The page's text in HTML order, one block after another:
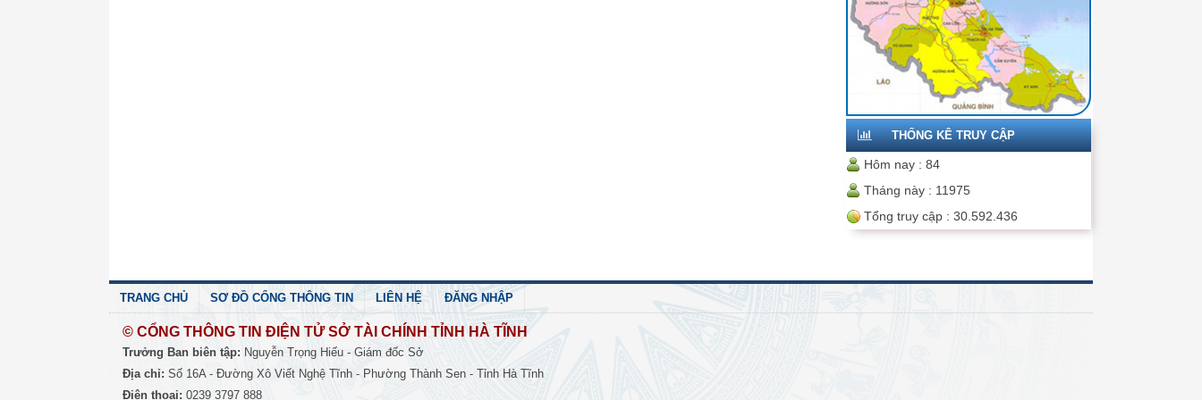
THỐNG KÊ TRUY CẬP
Hôm nay : 84
Tháng này : 11975
Tổng truy cập : 30.592.436
TRANG CHỦ SƠ ĐỒ CỔNG THÔNG TIN LIÊN HỆ ĐĂNG NHẬP
© CỔNG THÔNG TIN ĐIỆN TỬ SỞ TÀI CHÍNH TỈNH HÀ TĨNH
Trưởng Ban biên tập: Nguyễn Trọng Hiếu - Giám đốc Sở
Địa chỉ: Số 16A - Đường Xô Viết Nghệ Tĩnh - Phường Thành Sen - Tỉnh Hà Tĩnh
Điện thoại: 0239 3797 888